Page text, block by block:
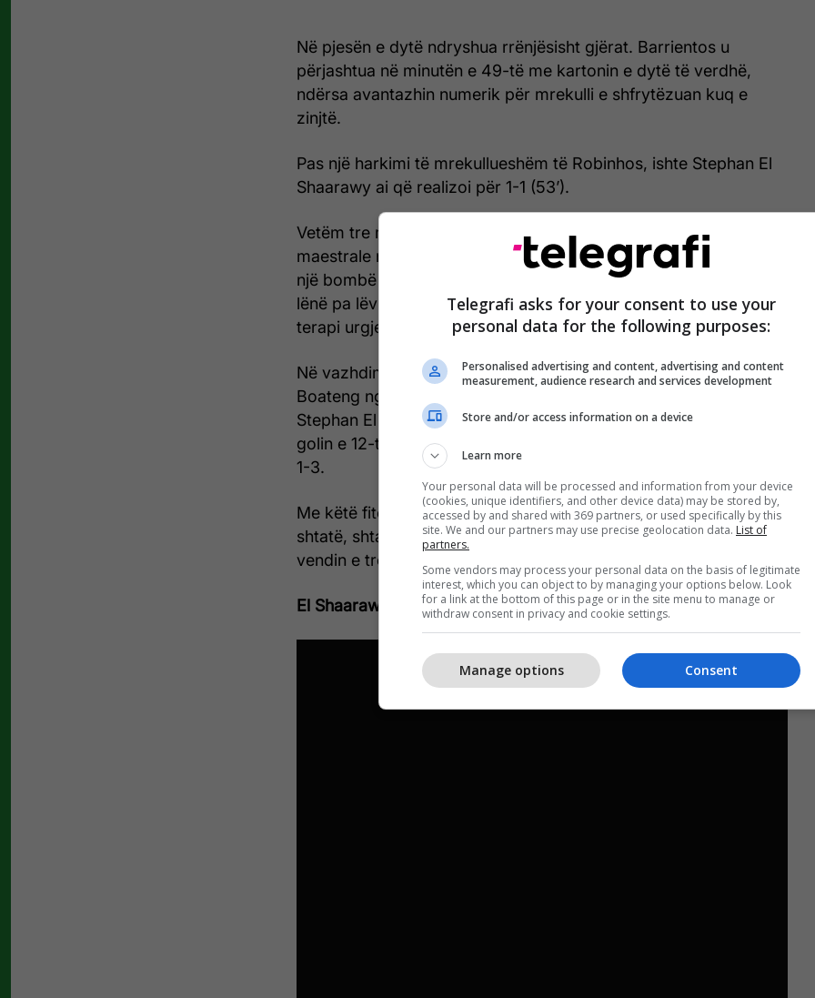
Në pjesën e dytë ndryshua rrënjësisht gjërat. Barrientos u
përjashtua në minutën e 49-të me kartonin e dytë të verdhë,
ndërsa avantazhin numerik për mrekulli e shfrytëzuan kuq e
zinjtë.
Pas një harkimi të mrekullueshëm të Robinhos, ishte Stephan El
Shaarawy ai që realizoi për 1-1 (53’).
Vetëm tre minuta më vonë (56’), pasi u lirua në mënyrë
maestrale nga lojtari kundërshtar, Kevin Prince Boateng lansoi
një bombë nukleare në drejtim të portës kundërshtare, për të
lënë pa lëvizur fare portierin e Catanias, i cili duhet të marrë një
terapi urgjentisht te mjeku më i afërt.
Në vazhdim Milani e dominoi takimin dhe pasi u përjashtua
Boateng nga loja në mënyrë simbolike pa nevojë (90’), ishte
Stephan El Shaarawy që vazhdoi formën e jashtëzakonshme me
golin e 12-të këtë sezon për Milanin dhe rezultatin përfundimtar
1-3.
Me këtë fitore Milani arrin në kuotën e 21 pikëve në vendin e
shtatë, shtatë pikë më pak se sa Interi dhe Fiorentina që janë në
vendin e tretë respektivisht në vendin e katërt. /Telegrafi/
El Shaarawy 1-1
Telegrafi asks for your consent to use your
personal data for the following purposes:
Personalised advertising and content, advertising and content
measurement, audience research and services development
Store and/or access information on a device
Learn more
Your personal data will be processed and information from your device
(cookies, unique identifiers, and other device data) may be stored by,
accessed by and shared with 369 partners, or used specifically by this
site. We and our partners may use precise geolocation data. List of
partners.
Some vendors may process your personal data on the basis of legitimate
interest, which you can object to by managing your options below. Look
for a link at the bottom of this page or in the site menu to manage or
withdraw consent in privacy and cookie settings.
Consent
Manage options